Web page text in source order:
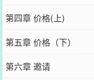
第四章 价格(上)
第五章 价格（下）
第六章 邀请